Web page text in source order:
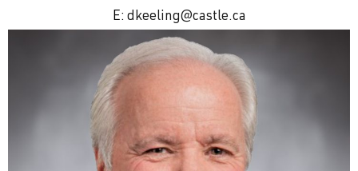
E: dkeeling@castle.ca